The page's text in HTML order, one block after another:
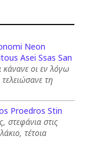
Neon
Asei Ssas San
οι εν λόγω
τη
Proedros Stin
στεφάνια στις
τέτοια